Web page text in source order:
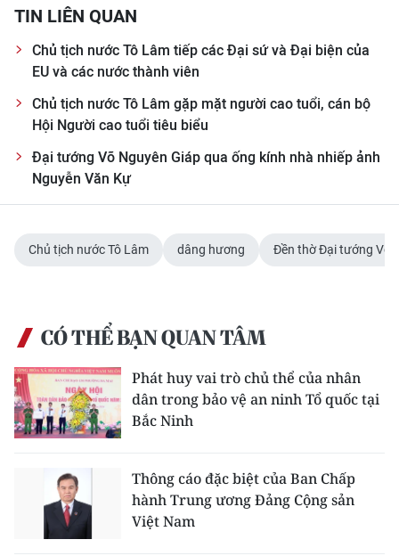
Đông Nam Bộ
Đồng bằng sông Cửu Long
Chuyên trang TP. Hồ Chí Minh
CHUYÊN ĐỀ
NHÂN DÂN CUỐI TUẦN
NHÂN DÂN HẰNG THÁNG
MUA BÁO
ĐỌC BÁO IN
ENGLISH
TIN LIÊN QUAN
Chủ tịch nước Tô Lâm tiếp các Đại sứ và Đại biện của
EU và các nước thành viên
Chủ tịch nước Tô Lâm gặp mặt người cao tuổi, cán bộ
Hội Người cao tuổi tiêu biểu
Đại tướng Võ Nguyên Giáp qua ống kính nhà nhiếp ảnh
Nguyễn Văn Kự
Chủ tịch nước Tô Lâm dâng hương Đền thờ Đại tướng Võ
CÓ THỂ BẠN QUAN TÂM
Phát huy vai trò chủ thể của nhân
dân trong bảo vệ an ninh Tổ quốc tại
Bắc Ninh
Thông cáo đặc biệt của Ban Chấp
hành Trung ương Đảng Cộng sản
Việt Nam